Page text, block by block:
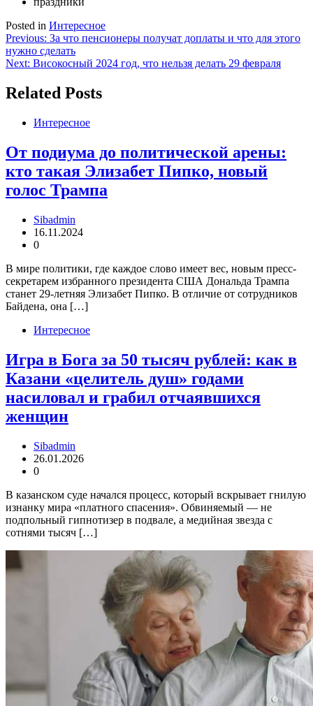
Posted in Интересное
Навигация
по
Previous: За что пенсионеры получат доплаты и что для этого
нужно сделать
Next: Високосный 2024 год, что нельзя делать 29 февраля
Related Posts
Интересное
От подиума до политической арены:
кто такая Элизабет Пипко, новый
голос Трампа
Sibadmin
16.11.2024
0
В мире политики, где каждое слово имеет вес, новым пресс-
секретарем избранного президента США Дональда Трампа
станет 29-летняя Элизабет Пипко. В отличие от сотрудников
Байдена, она […]
Интересное
Игра в Бога за 50 тысяч рублей: как в
Казани «целитель душ» годами
насиловал и грабил отчаявшихся
женщин
Sibadmin
26.01.2026
0
В казанском суде начался процесс, который вскрывает гнилую
изнанку мира «платного спасения». Обвиняемый — не
подпольный гипнотизер в подвале, а медийная звезда с
сотнями тысяч […]